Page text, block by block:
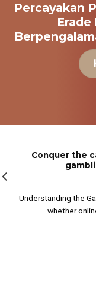
Percayakan
Erade
Conquer the
Understanding the
whether